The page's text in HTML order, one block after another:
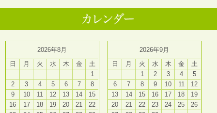
2026年8月
日
月 火 水 木 金
土
1
2
3 4 5 6 7
8
9
10 11 12 13 14
15
16
17 18 19 20 21
22
2026年9月
日
月 火 水 木 金
土
1
2 3 4
5
6
7 8 9 10 11
12
13
14 15 16 17 18
19
20
21 22 23 24 25
26